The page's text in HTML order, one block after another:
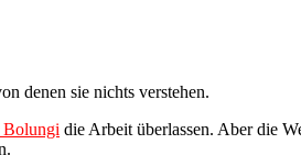
denen sie nichts verstehen.
Bolungi die Arbeit überlassen. Aber die